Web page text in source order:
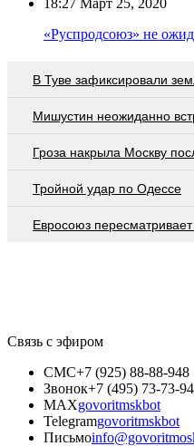
«Руспродсоюз» не
В Туве зафиксировали
Мишустин неожиданно
Гроза накрыла Москву
Тройной удар по Одессe
Евросоюз
Связь с эфиром
СМС+7 (925) 88-88-948
Звонок+7 (495) 73-73-
MAXgovoritmskbot
Telegramgovoritmskbot
Письмо